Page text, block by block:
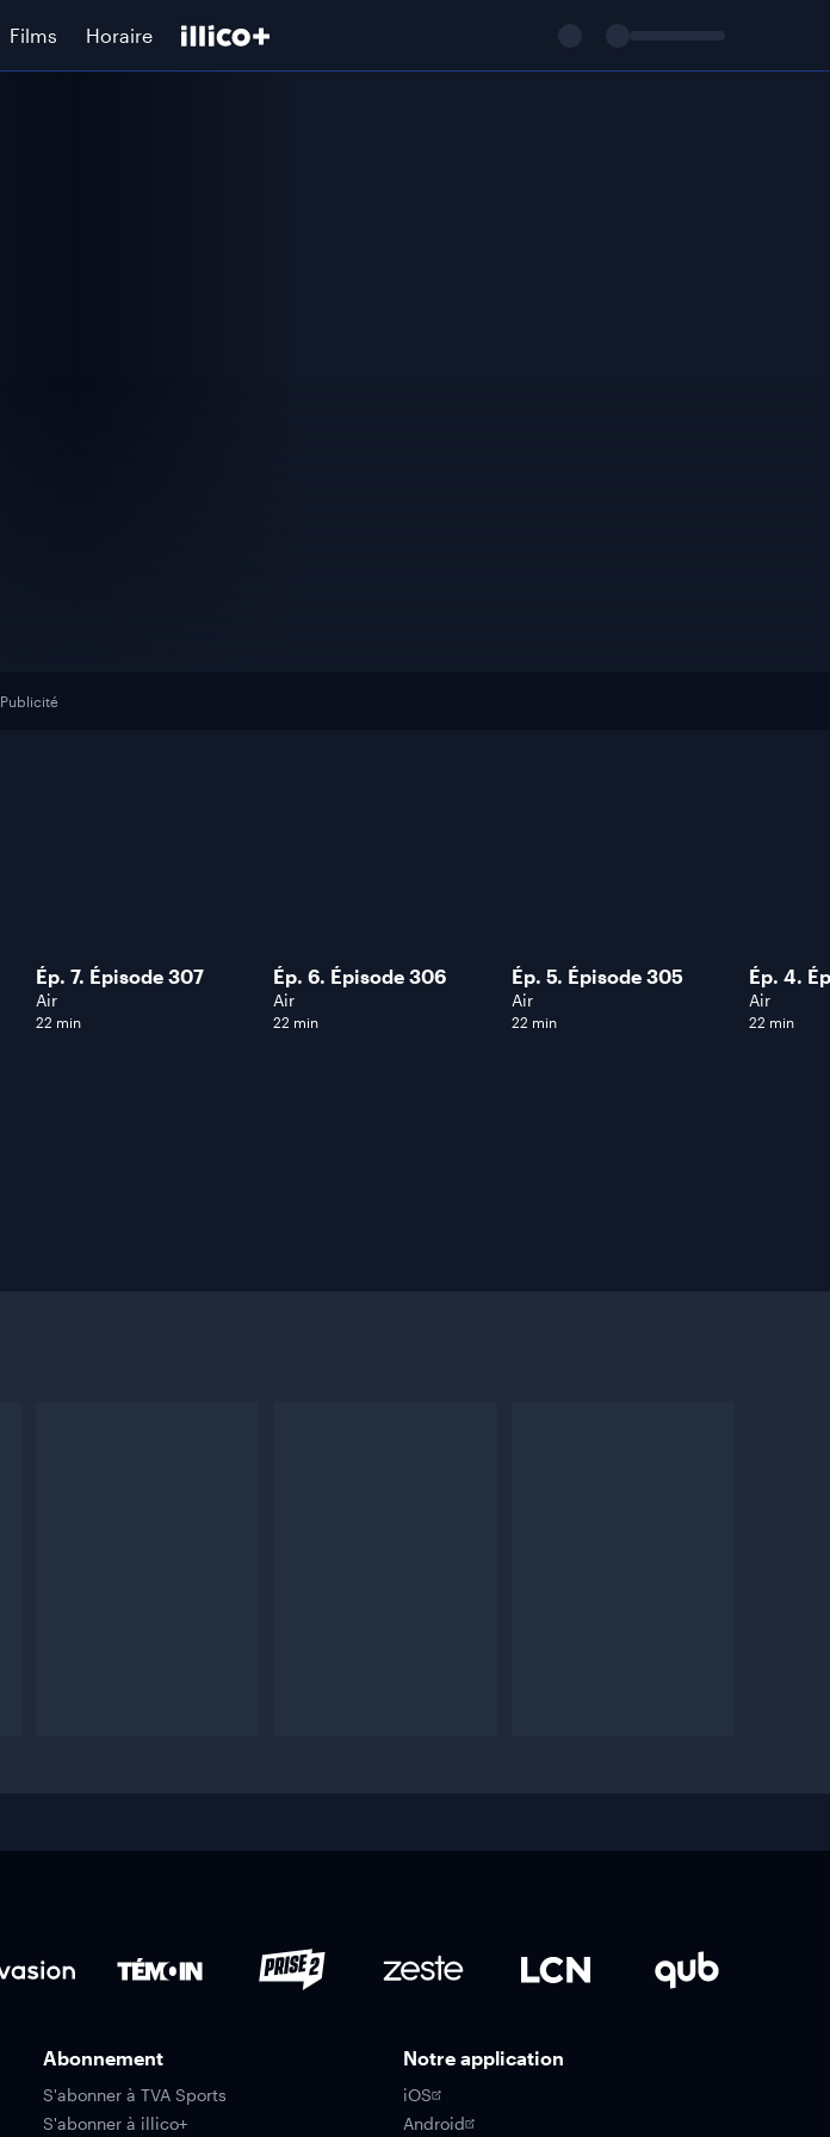
Films Horaire
Publicité
Ép. 7. Épisode 307
Air
22 min
Ép. 6. Épisode 306
Air
22 min
Ép. 5. Épisode 305
Air
22 min
Ép. 4.
Air
22 min
Abonnement
S'abonner à TVA Sports
S'abonner à illico+
Notre application
iOS
Android